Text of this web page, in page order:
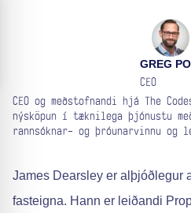
GREG
CEO
CEO og meðstofnandi hjá The
nýsköpun í tæknilega þjónustu
rannsóknar- og þróunarvinnu og
James Dearsley er alþjóðlegur
fasteigna. Hann er leiðandi